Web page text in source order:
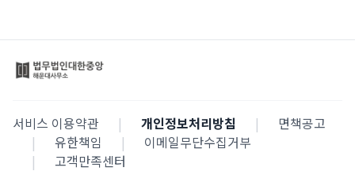
서비스 이용약관 | 개인정보처리방침 |
면책공고
|
유한책임 |
이메일무단수집거부
|
고객만족센터